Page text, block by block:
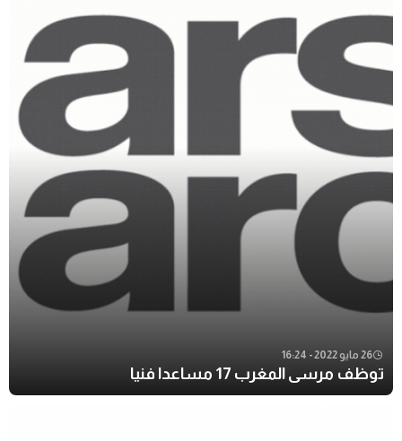
26 مايو 2022 - 16:24
توظف مرسى المغرب 17 مساعدا فنيا